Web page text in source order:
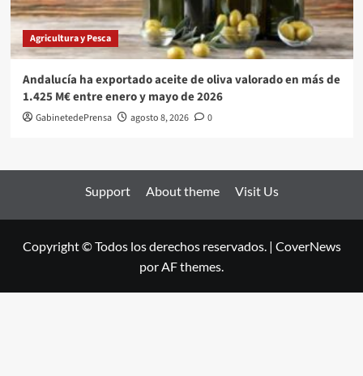
Agricultura y Pesca
Andalucía ha exportado aceite de oliva valorado en más de
1.425 M€ entre enero y mayo de 2026
GabinetedePrensa agosto 8, 2026 0
Support About theme Visit Us
Copyright © Todos los derechos reservados. | CoverNews
por AF themes.